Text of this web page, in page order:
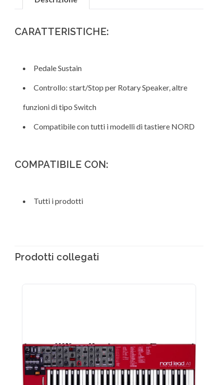
CARATTERISTICHE:
Pedale Sustain
Controllo: start/Stop per Rotary Speaker, altre
funzioni di tipo Switch
Compatibile con tutti i modelli di tastiere NORD
COMPATIBILE CON:
Tutti i prodotti
Prodotti collegati